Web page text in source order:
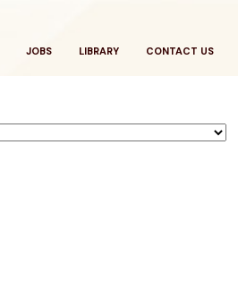
JOBS LIBRARY CONTACT US